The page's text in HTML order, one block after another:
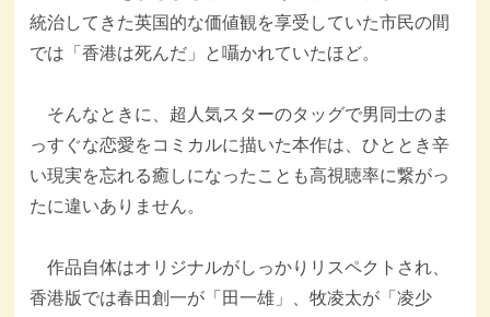
統治してきた英国的な価値観を享受していた市民の間
では「香港は死んだ」と囁かれていたほど。
そんなときに、超人気スターのタッグで男同士のま
っすぐな恋愛をコミカルに描いた本作は、ひととき辛
い現実を忘れる癒しになったことも高視聴率に繋がっ
たに違いありません。
作品自体はオリジナルがしっかりリスペクトされ、
香港版では春田創一が「田一雄」、牧凌太が「凌少